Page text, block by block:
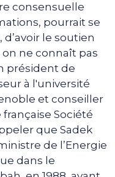
consensuelle
pourrait se
le soutien
ne connaît pas
président de
à l'université
et conseiller
Société
que Sadek
de l’Energie
dans le